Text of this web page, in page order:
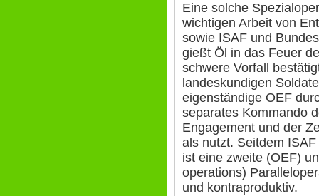
Eine solche
wichtigen Arbeit von
sowie ISAF und
gießt Öl in das Feuer
schwere Vorfall
landeskundigen
eigenständige OEF
separates Kommando
Engagement und der
als nutzt. Seitdem
ist eine zweite (OEF)
operations)
und kontraproduktiv.